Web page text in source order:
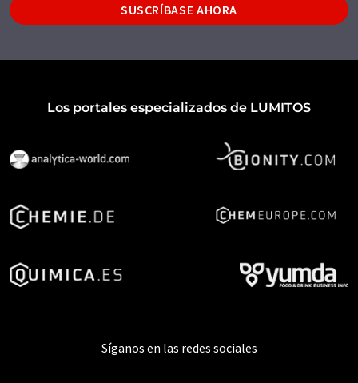
SUSCRÍBASE AHORA
Los portales especializados de LUMITOS
Síganos en las redes sociales